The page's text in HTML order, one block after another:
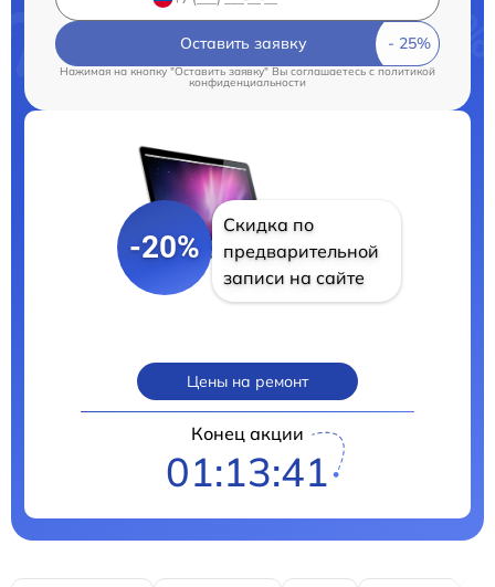
Оставить заявку
Нажимая на кнопку "Оставить заявку" Вы соглашаетесь cполитикой
конфиденциальности
-20%
Скидка по
предварительной
записи на сайте
Цены на ремонт
Конец акции
01:13:40